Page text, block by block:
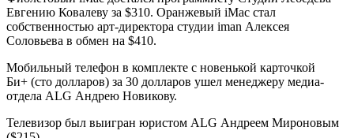
Евгению Ковалеву за $310. Оранжевый iMac стал
собственностью арт-директора студии iman Алексея
Соловьева в обмен на $410.
Мобильный телефон в комплекте с новенькой карточкой
Би+ (сто долларов) за 30 долларов ушел менеджеру медиа-
отдела ALG Андрею Новикову.
Телевизор был выигран юристом ALG Андреем Мироновым